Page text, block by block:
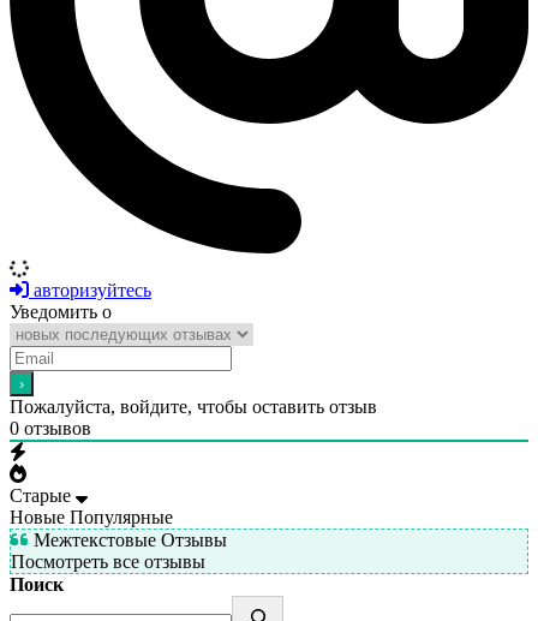
авторизуйтесь
Уведомить о
Пожалуйста, войдите, чтобы оставить отзыв
0 отзывов
Старые
Новые Популярные
Межтекстовые Отзывы
Посмотреть все отзывы
Поиск